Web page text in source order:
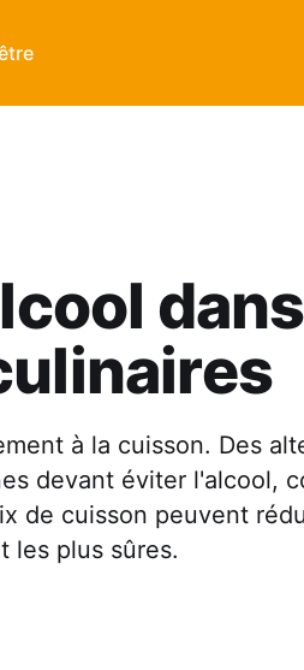
à la cuisson. Des
devant éviter l'alcool,
de cuisson peuvent
les plus sûres.